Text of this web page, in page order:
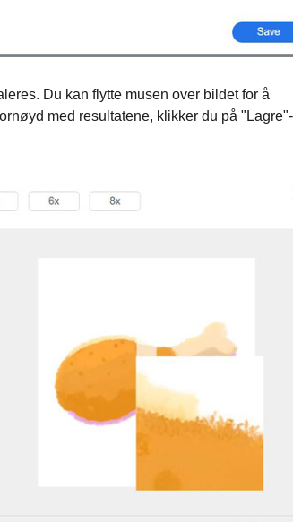
Du kan flytte musen over bildet for å
med resultatene, klikker du på "Lagre"-